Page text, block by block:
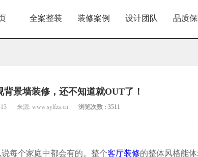
全案整装 装修案例 设计团队 品质
景墙装修，还不知道就OUT了！
来源: www.sylfzs.cn 浏览次数 : 3511
每个家庭中都会有的。整个客厅装修的整体风格能